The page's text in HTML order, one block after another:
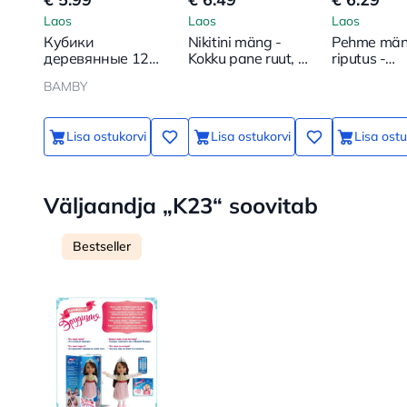
Laos
Кубики
деревянные 12
BAMBY
Lisa ostukorvi
Laos
Nikitini mäng -
Kokku pane ruut, 1.
Lisa ostukorvi
Laos
Pehme
riputus -
Lisa
Väljaandja „K23“ soovitab
Bestseller